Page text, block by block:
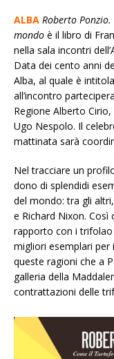
ALBA Roberto
mondo è il libro di
nella sala incontri
Data dei cento anni
Alba, al quale è
all’incontro
Regione Alberto Cirio,
Ugo Nespolo. Il
mattinata sarà
Nel tracciare un
dono di splendidi
del mondo: tra gli
e Richard Nixon.
rapporto con itrifolao
migliori esemplari per
queste ragioni che a
galleria della
contrattazioni delle